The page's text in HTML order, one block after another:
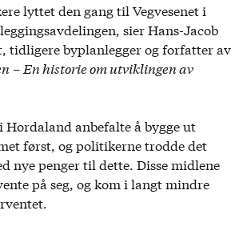
lyttet den gang til Vegvesenet i
sier Hans-Jacob
tidligere byplanlegger og forfatter av
– En historie om utviklingen av
Hordaland anbefalte å bygge ut
først, og politikerne trodde det
nye penger til dette. Disse midlene
på seg, og kom i langt mindre